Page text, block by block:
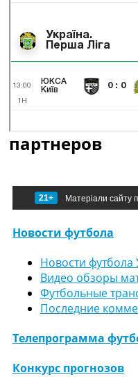
партнеров
21+ Матеріали сайту
Новости футбола
Новости
Видео обзоры
Футбольные
Последние
Телепрограмма
Конкурс прогнозов